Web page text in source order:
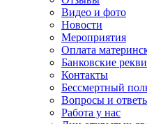
Видео и фото
Новости
Мероприятия
Оплата
Банковские
Контакты
Бессмертный
Вопросы и
Работа у нас